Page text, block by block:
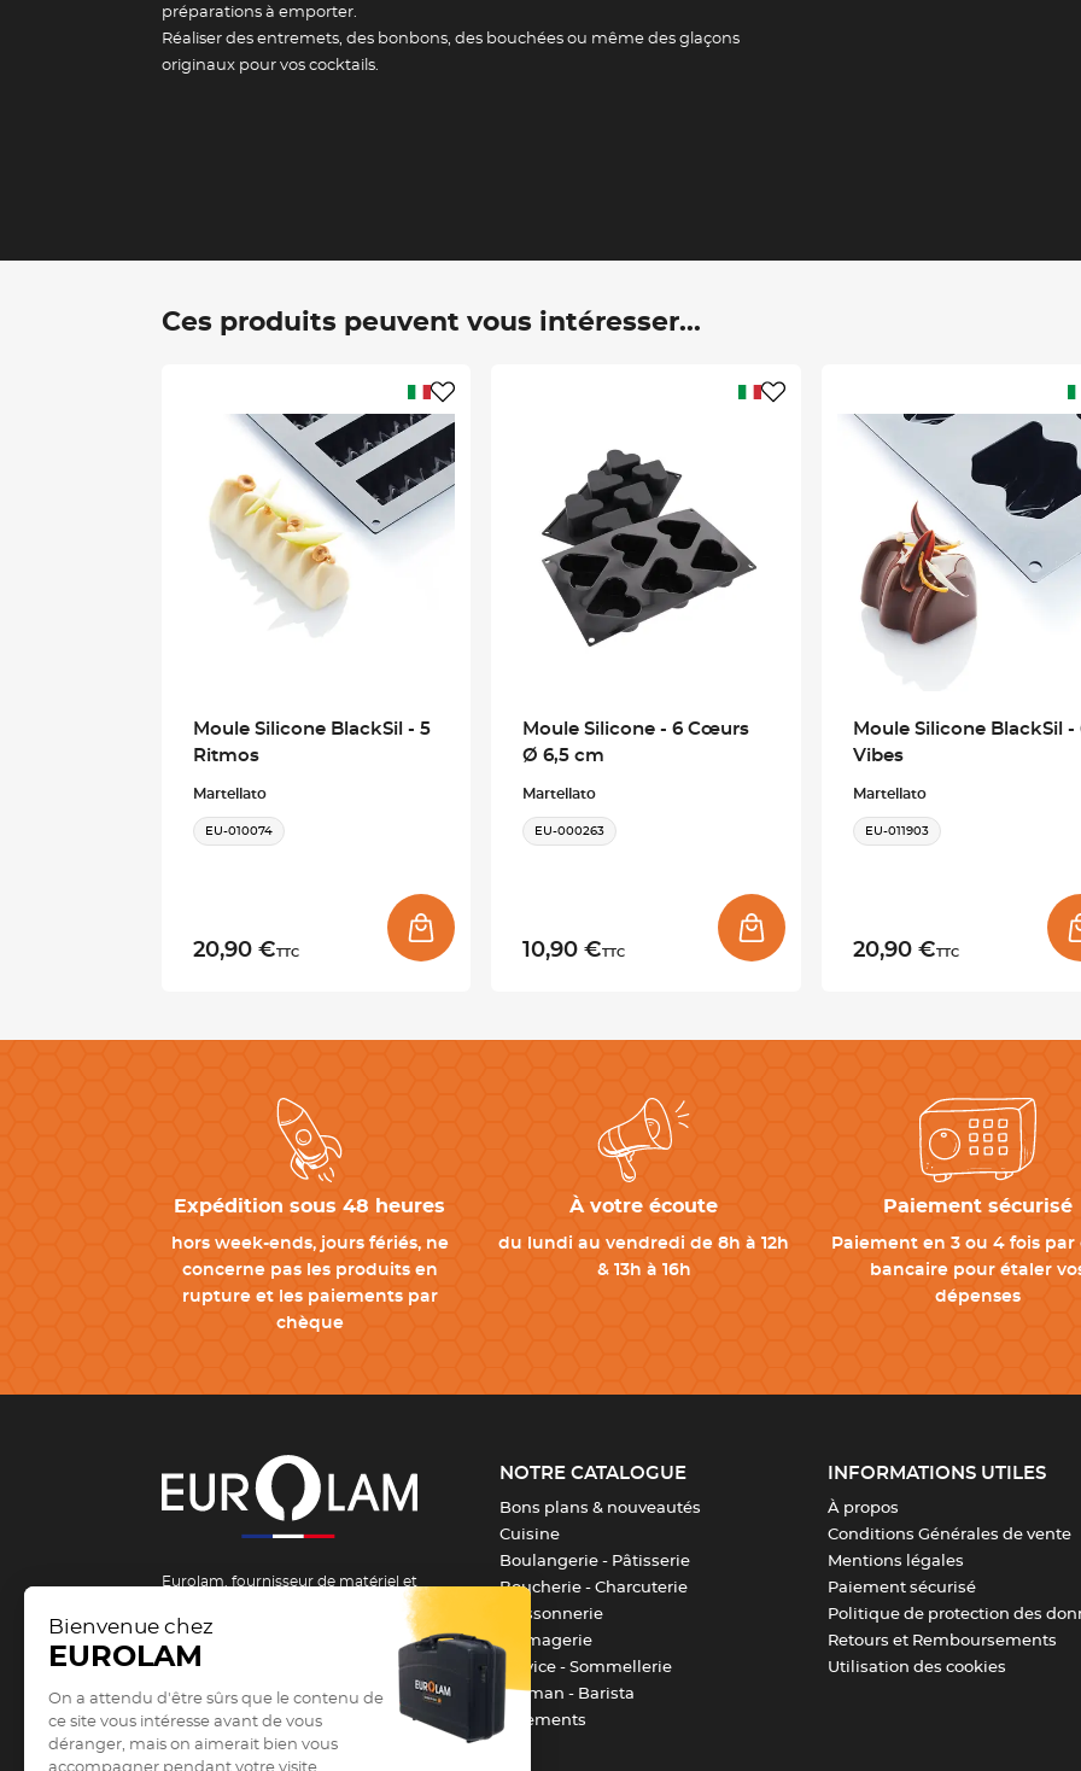
préparations à emporter.
Réaliser des entremets, des bonbons, des bouchées ou même des glaçons
originaux pour vos cocktails.
Ces produits peuvent vous intéresser...
Moule Silicone BlackSil - 5
Ritmos
Martellato
EU-010074
20,90 €TTC
Moule Silicone - 6 Cœurs
Ø 6,5 cm
Martellato
EU-000263
10,90 €TTC
Moule Silicone BlackSil -
Vibes
Martellato
EU-011903
20,90 €TTC
Expédition sous 48 heures
hors week-ends, jours fériés, ne
concerne pas les produits en
rupture et les paiements par
chèque
À votre écoute
du lundi au vendredi de 8h à 12h
& 13h à 16h
Paiement sécurisé
Paiement en 3 ou 4 fois par
bancaire pour étaler
dépenses
Eurolam, fournisseur de matériel et
d’équipement pour la formation et les
métiers de bouche depuis 1984 !
Vous êtes un passionné, un apprenti ou
un professionnel des métiers de
bouche et vous recherchez du
matériel de cuisine professionnel
NOTRE CATALOGUE
Bons plans & nouveautés
Cuisine
Boulangerie - Pâtisserie
Boucherie - Charcuterie
Poissonnerie
Fromagerie
Service - Sommellerie
Barman - Barista
Vêtements
INFORMATIONS UTILES
À propos
Conditions Générales de vente
Mentions légales
Paiement sécurisé
Politique de protection des
Retours et Remboursements
Utilisation des cookies